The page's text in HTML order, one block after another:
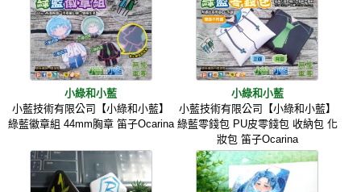
小綠和小藍
小藍技術有限公司【小綠和小藍】
綠藍徽章組 44mm胸章 笛子Ocarina
小綠和小藍
小藍技術有限公司【小綠和小藍】
綠藍零錢包 PU皮零錢包 收納包 化
妝包 笛子Ocarina